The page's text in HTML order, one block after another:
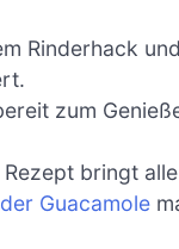
Rinderhack
zum
bringt
Guacamole